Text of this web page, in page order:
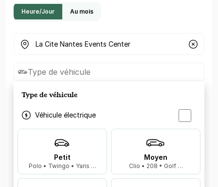
Heure/Jour Au mois
Où cherchez-vous un parking ?
Type de véhicule
Type de véhicule
Véhicule électrique
Petit
Polo • Twingo • Yaris …
Moyen
Clio • 208 • Golf …